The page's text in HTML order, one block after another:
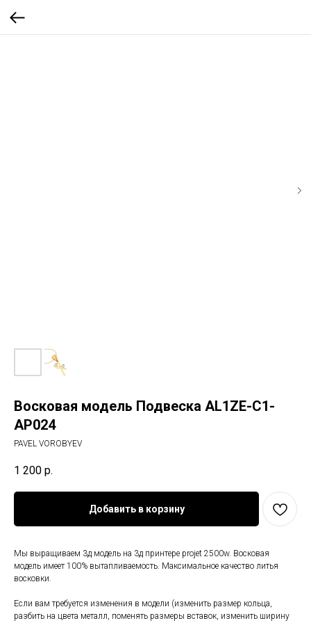
Восковая модель Подвеска AL1ZE-C1-
AP024
PAVEL VOROBYEV
1 200 р.
Добавить в корзину
Мы выращиваем 3д модель на 3д принтере projet 2500w. Восковая
модель имеет 100% вытапливаемость. Максимальное качество литья
восковки.
Если вам требуется изменения в модели (изменить размер кольца,
разбить на цвета металл, поменять размеры вставок, изменить ширину